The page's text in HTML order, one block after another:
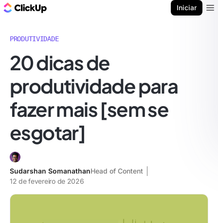
Iniciar
PRODUTIVIDADE
20 dicas de
produtividade para
fazer mais [sem se
esgotar]
Sudarshan SomanathanHead of Content
12 de fevereiro de 2026